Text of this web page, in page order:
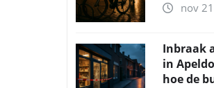
nov
Inbraak
in
hoe de